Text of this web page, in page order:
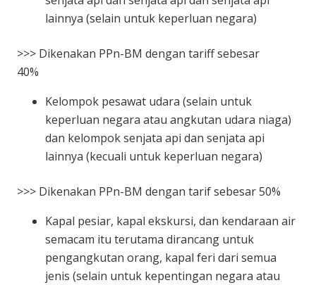
lainnya (selain untuk keperluan negara)
>>> Dikenakan PPn-BM dengan tariff sebesar
40%
Kelompok pesawat udara (selain untuk
keperluan negara atau angkutan udara niaga)
dan kelompok senjata api dan senjata api
lainnya (kecuali untuk keperluan negara)
>>> Dikenakan PPn-BM dengan tarif sebesar 50%
Kapal pesiar, kapal ekskursi, dan kendaraan air
semacam itu terutama dirancang untuk
pengangkutan orang, kapal feri dari semua
jenis (selain untuk kepentingan negara atau